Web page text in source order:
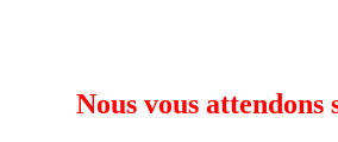
Nous vous attendons